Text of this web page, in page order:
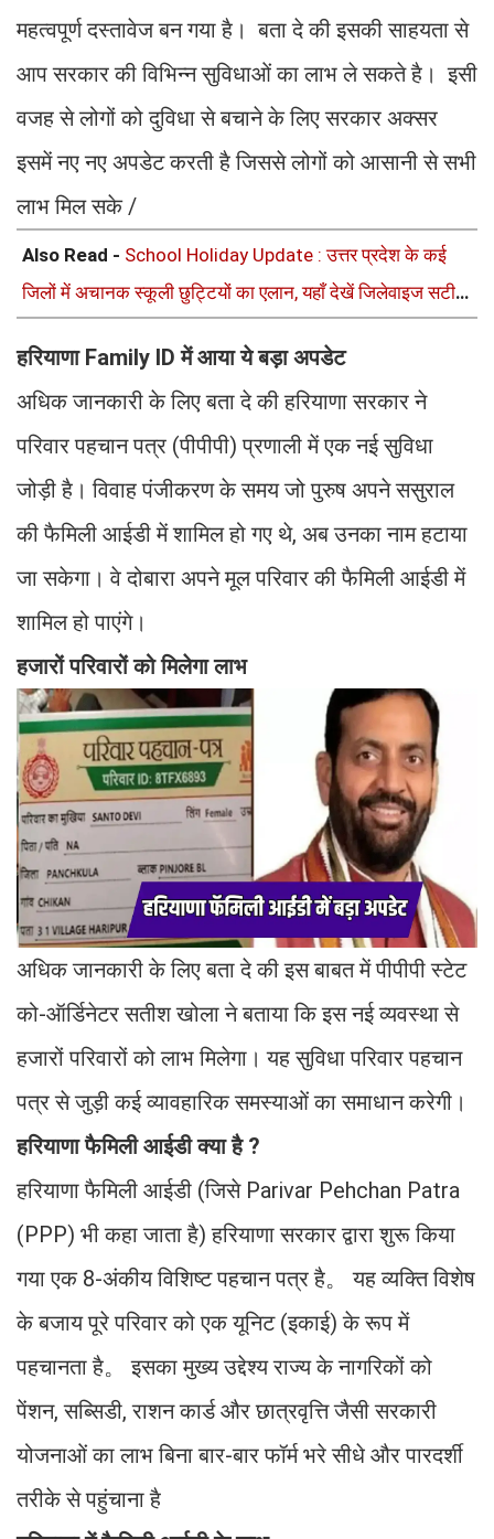
महत्वपूर्ण दस्तावेज बन गया है। बता दे की इसकी साहयता से
आप सरकार की विभिन्न सुविधाओं का लाभ ले सकते है। इसी
वजह से लोगों को दुविधा से बचाने के लिए सरकार अक्सर
इसमें नए नए अपडेट करती है जिससे लोगों को आसानी से सभी
लाभ मिल सके /
Also Read - School Holiday Update : उत्तर प्रदेश के कई
जिलों में अचानक स्कूली छुट्टियों का एलान, यहाँ देखें जिलेवाइज सटीक
हरियाणा Family ID में आया ये बड़ा अपडेट
अधिक जानकारी के लिए बता दे की हरियाणा सरकार ने
परिवार पहचान पत्र (पीपीपी) प्रणाली में एक नई सुविधा
जोड़ी है। विवाह पंजीकरण के समय जो पुरुष अपने ससुराल
की फैमिली आईडी में शामिल हो गए थे, अब उनका नाम हटाया
जा सकेगा। वे दोबारा अपने मूल परिवार की फैमिली आईडी में
शामिल हो पाएंगे।
हजारों परिवारों को मिलेगा लाभ
अधिक जानकारी के लिए बता दे की इस बाबत में पीपीपी स्टेट
को-ऑर्डिनेटर सतीश खोला ने बताया कि इस नई व्यवस्था से
हजारों परिवारों को लाभ मिलेगा। यह सुविधा परिवार पहचान
पत्र से जुड़ी कई व्यावहारिक समस्याओं का समाधान करेगी।
हरियाणा फैमिली आईडी क्या है ?
हरियाणा फैमिली आईडी (जिसे Parivar Pehchan Patra
(PPP) भी कहा जाता है) हरियाणा सरकार द्वारा शुरू किया
गया एक 8-अंकीय विशिष्ट पहचान पत्र है。 यह व्यक्ति विशेष
के बजाय पूरे परिवार को एक यूनिट (इकाई) के रूप में
पहचानता है。 इसका मुख्य उद्देश्य राज्य के नागरिकों को
पेंशन, सब्सिडी, राशन कार्ड और छात्रवृत्ति जैसी सरकारी
योजनाओं का लाभ बिना बार-बार फॉर्म भरे सीधे और पारदर्शी
तरीके से पहुंचाना है